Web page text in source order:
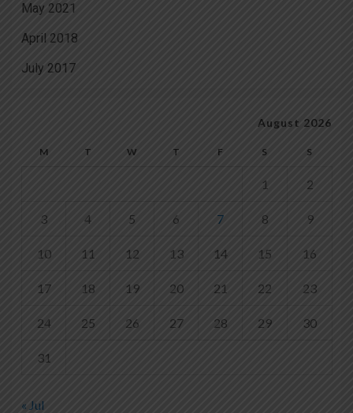
May 2021
April 2018
July 2017
August 2026
M T W T F S S
1 2
3 4 5 6 7 8 9
10 11 12 13 14 15 16
17 18 19 20 21 22 23
24 25 26 27 28 29 30
31
« Jul